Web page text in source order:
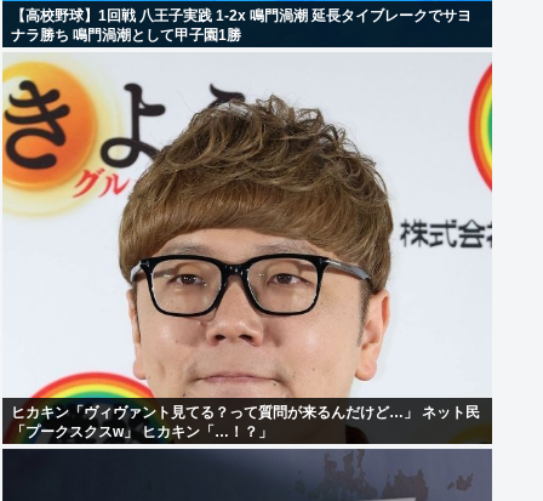
【高校野球】1回戦 八王子実践 1-2x 鳴門渦潮 延長タイブレークでサヨ
ナラ勝ち 鳴門渦潮として甲子園1勝
ヒカキン「ヴィヴァント見てる？って質問が来るんだけど…」 ネット民
「プークスクスw」 ヒカキン「…！？」